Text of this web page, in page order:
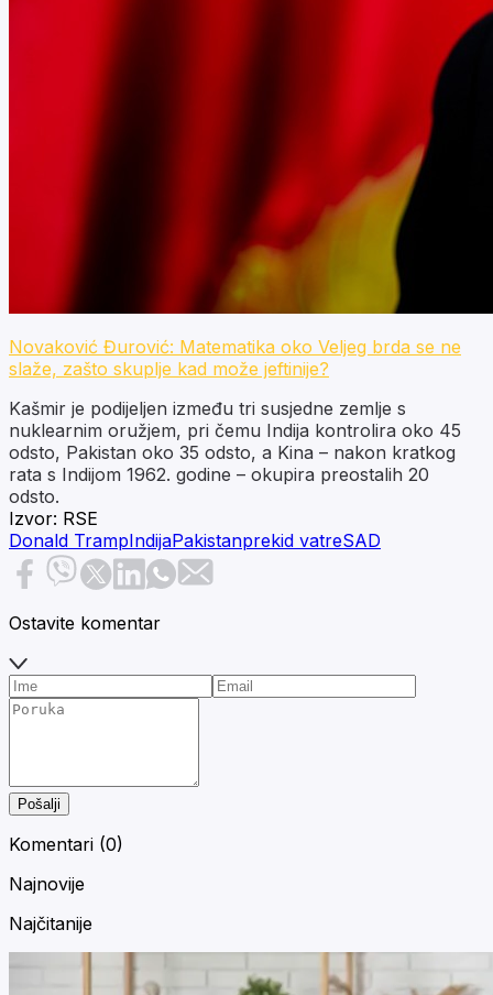
Novaković Đurović: Matematika oko Veljeg brda se ne
slaže, zašto skuplje kad može jeftinije?
Kašmir je podijeljen između tri susjedne zemlje s
nuklearnim oružjem, pri čemu Indija kontrolira oko 45
odsto, Pakistan oko 35 odsto, a Kina – nakon kratkog
rata s Indijom 1962. godine – okupira preostalih 20
odsto.
Izvor: RSE
Donald TrampIndijaPakistanprekid vatreSAD
Ostavite komentar
Pošalji
Komentari (0)
Najnovije
Najčitanije